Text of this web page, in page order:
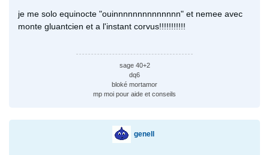
je me solo equinocte "ouinnnnnnnnnnnnnn" et nemee avec
monte gluantcien et a l'instant corvus!!!!!!!!!!!
sage 40+2
dq6
bloké mortamor
mp moi pour aide et conseils
genell